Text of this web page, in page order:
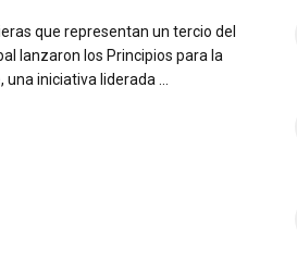
que representan un tercio del
lanzaron los Principios para la
iniciativa liderada ...